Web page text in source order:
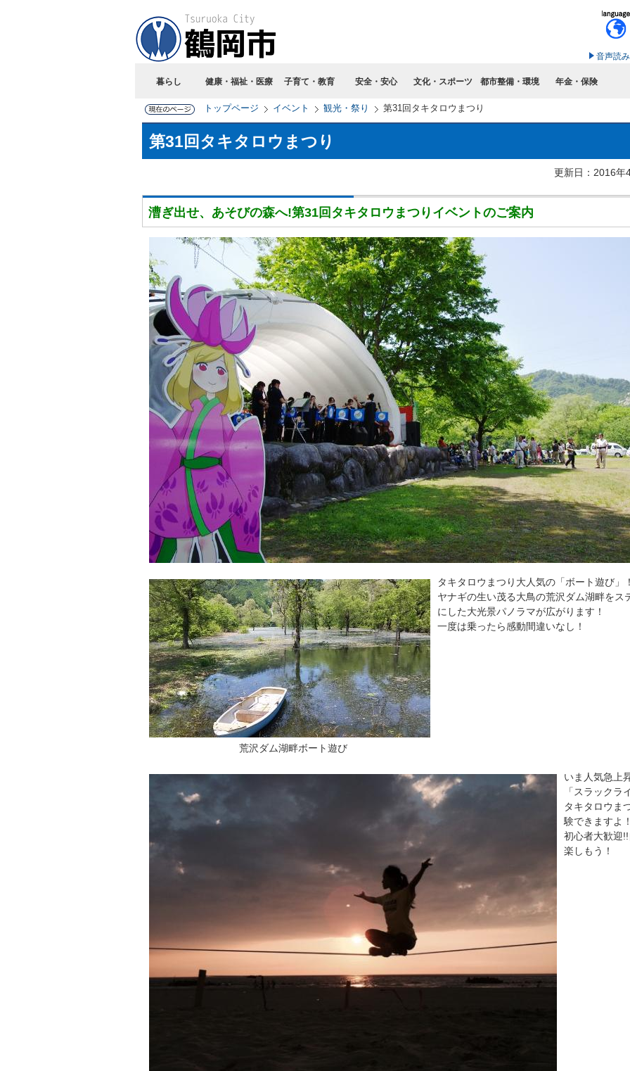
音声読
暮らし 健康・福祉・医療 子育て・教育 安全・安心 文化・スポーツ 都市整備・環境 年金・保険
トップページ イベント 観光・祭り 第31回タキタロウまつり
第31回タキタロウまつり
更新日：2016年
漕ぎ出せ、あそびの森へ!第31回タキタロウまつりイベントのご案内
荒沢ダム湖畔ボート遊び
タキタロウまつり大人気の「ボート遊び」
ヤナギの生い茂る大鳥の荒沢ダム湖畔をス
にした大光景パノラマが広がります！
一度は乗ったら感動間違いなし！
いま人気急上
「スラックラ
タキタロウま
験できますよ
初心者大歓迎
楽しもう！